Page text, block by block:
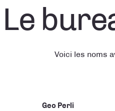
Le
Voici les noms
Geo Perli